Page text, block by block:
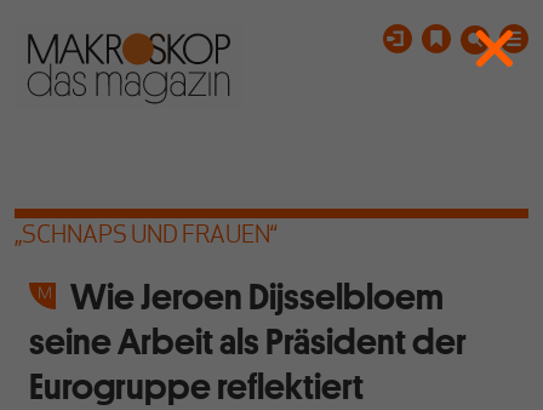
„SCHNAPS UND FRAUEN“
Wie Jeroen Dijsselbloem
seine Arbeit als Präsident der
Eurogruppe reflektiert